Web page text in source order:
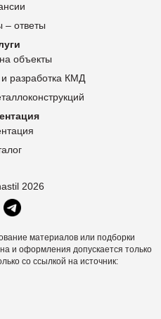
2026
– ответы
объекты
разработка КМД
материалов или подборки
и оформления допускается только
со ссылкой на источник: